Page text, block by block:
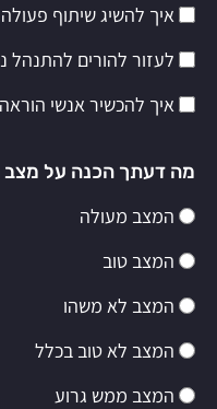
איך להשיג שיתוף
לעזור להורים להתנהל
איך להכשיר אנשי הוראה
מה דעתך הכנה על מצב
המצב מעולה
המצב טוב
המצב לא משהו
המצב לא טוב בכלל
המצב ממש גרוע